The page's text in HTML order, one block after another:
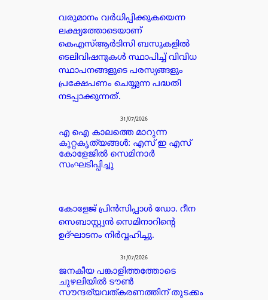
വരുമാനം വർധിപ്പിക്കുകയെന്ന
ലക്ഷ്യത്തോടെയാണ്
കെഎസ്ആർടിസി ബസുകളിൽ
ടെലിവിഷനുകൾ സ്ഥാപിച്ച് വിവിധ
സ്ഥാപനങ്ങളുടെ പരസ്യങ്ങളും
പ്രക്ഷേപണം ചെയ്യുന്ന പദ്ധതി
നടപ്പാക്കുന്നത്.
31/07/2026
എ ഐ കാലത്തെ മാറുന്ന
കുറ്റകൃത്യങ്ങൾ: എസ് ഇ എസ്
കോളേജിൽ സെമിനാർ
സംഘടിപ്പിച്ചു
കോളേജ് പ്രിൻസിപ്പാൾ ഡോ. റീന
സെബാസ്റ്റ്യൻ സെമിനാറിന്റെ
ഉദ്ഘാടനം നിർവ്വഹിച്ചു.
31/07/2026
ജനകീയ പങ്കാളിത്തത്തോടെ
ചുഴലിയിൽ ടൗൺ
സൗന്ദര്യവത്കരണത്തിന് തുടക്കം